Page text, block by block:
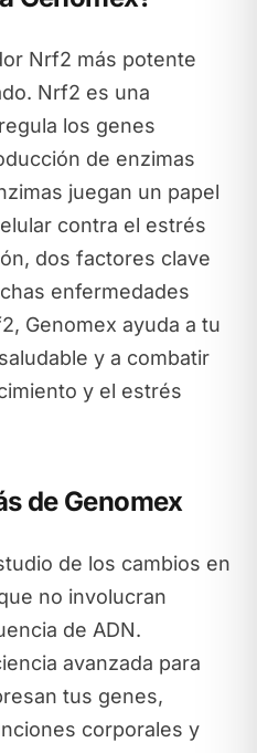
Nrf2 más potente
Nrf2 es una
los genes
de enzimas
juegan un papel
contra el estrés
dos factores clave
enfermedades
Genomex ayuda a tu
y a combatir
y el estrés
de Genomex
de los cambios en
no involucran
de ADN.
avanzada para
tus genes,
corporales y